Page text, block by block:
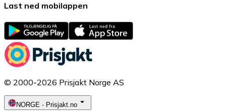
Last ned mobilappen
© 2000-2026 Prisjakt Norge AS
NORGE - Prisjakt.no